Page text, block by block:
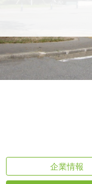
企業情報